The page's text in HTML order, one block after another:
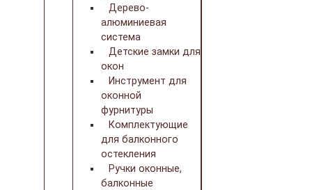
Дерево-
алюминиевая
система
Детские замки для
окон
Инструмент для
оконной
фурнитуры
Комплектующие
для балконного
остекления
Ручки оконные,
балконные